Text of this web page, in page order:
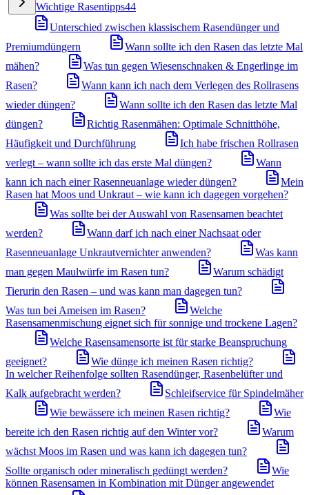
Wichtige Rasentipps44
Unterschied zwischen klassischem Rasendünger und
Premiumdüngern
Wann sollte ich den Rasen das letzte Mal
mähen?
Was tun gegen Wiesenschnaken & Engerlinge im
Rasen?
Wann kann ich nach dem Verlegen des Rollrasens
wieder düngen?
Wann sollte ich den Rasen das letzte Mal
düngen?
Richtig Rasenmähen: Optimale Schnitthöhe,
Häufigkeit und Durchführung
Ich habe frischen Rollrasen
verlegt – wann sollte ich das erste Mal düngen?
Wann
kann ich nach einer Rasenneuanlage wieder düngen?
Mein
Rasen hat Moos und Unkraut – wie kann ich dagegen vorgehen?
Was sollte bei der Auswahl von Rasensamen beachtet
werden?
Wann darf ich nach einer Nachsaat oder
Rasenneuanlage Unkrautvernichter anwenden?
Was kann
man gegen Maulwürfe im Rasen tun?
Warum schädigt
Tierurin den Rasen – und was kann man dagegen tun?
Was tun bei Ameisen im Rasen?
Welche
Rasensamenmischung eignet sich für sonnige und trockene Lagen?
Welche Rasensamensorte ist für starke Beanspruchung
geeignet?
Wie dünge ich meinen Rasen richtig?
In welcher Reihenfolge sollten Rasendünger, Rasenbelüfter und
Kalk aufgebracht werden?
Schleifservice für Spindelmäher
Wie bewässere ich meinen Rasen richtig?
Wie
bereite ich den Rasen richtig auf den Winter vor?
Warum
wächst Moos im Rasen und was kann ich dagegen tun?
Sollte organisch oder mineralisch gedüngt werden?
Wie
können Rasensamen in Kombination mit Dünger angewendet